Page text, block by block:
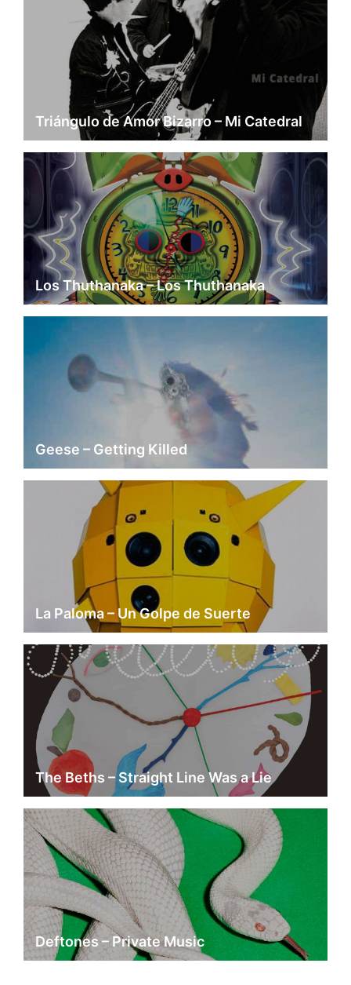
Triángulo de Amor Bizarro – Mi Catedral
Los Thuthanaka – Los Thuthanaka
Geese – Getting Killed
La Paloma – Un Golpe de Suerte
The Beths – Straight Line Was a Lie
Deftones – Private Music